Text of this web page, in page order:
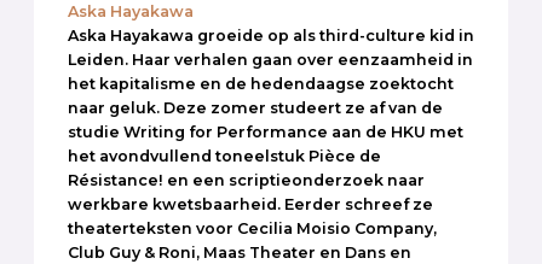
Aska Hayakawa
Aska Hayakawa groeide op als third-culture kid in
Leiden. Haar verhalen gaan over eenzaamheid in
het kapitalisme en de hedendaagse zoektocht
naar geluk. Deze zomer studeert ze af van de
studie Writing for Performance aan de HKU met
het avondvullend toneelstuk Pièce de
Résistance! en een scriptieonderzoek naar
werkbare kwetsbaarheid. Eerder schreef ze
theaterteksten voor Cecilia Moisio Company,
Club Guy & Roni, Maas Theater en Dans en